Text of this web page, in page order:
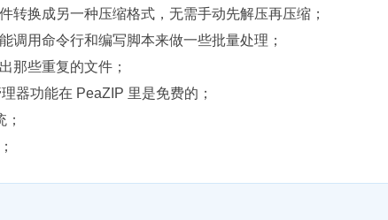
转换成另一种压缩格式，无需手动先解压再压缩；
调用命令行和编写脚本来做一些批量处理；
那些重复的文件；
器功能在 PeaZIP 里是免费的；